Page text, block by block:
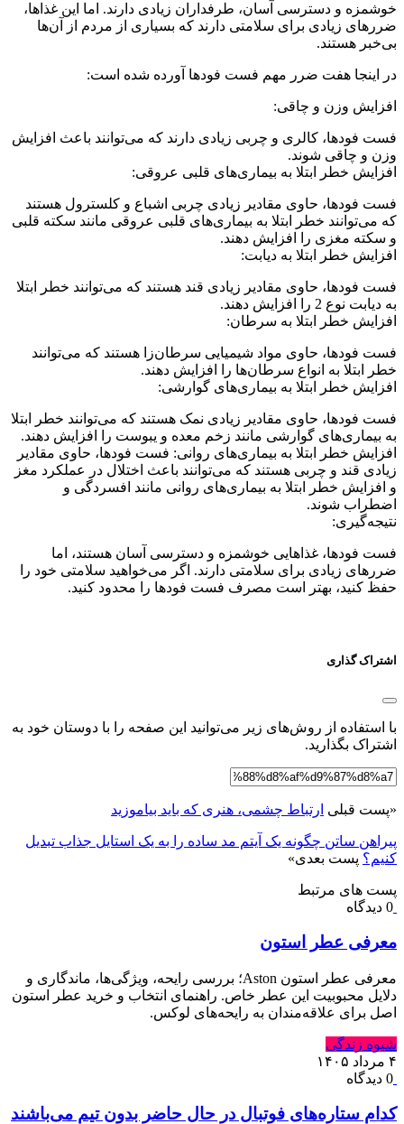
خوشمزه و دسترسی آسان، طرفداران زیادی دارند. اما این غذاها،
ضررهای زیادی برای سلامتی دارند که بسیاری از مردم از آن‌ها
بی‌خبر هستند.
در اینجا هفت ضرر مهم فست فودها آورده شده است:
افزایش وزن و چاقی:
فست فودها، کالری و چربی زیادی دارند که می‌توانند باعث افزایش
وزن و چاقی شوند.
افزایش خطر ابتلا به بیماری‌های قلبی عروقی:
فست فودها، حاوی مقادیر زیادی چربی اشباع و کلسترول هستند
که می‌توانند خطر ابتلا به بیماری‌های قلبی عروقی مانند سکته قلبی
و سکته مغزی را افزایش دهند.
افزایش خطر ابتلا به دیابت:
فست فودها، حاوی مقادیر زیادی قند هستند که می‌توانند خطر ابتلا
به دیابت نوع 2 را افزایش دهند.
افزایش خطر ابتلا به سرطان:
فست فودها، حاوی مواد شیمیایی سرطان‌زا هستند که می‌توانند
خطر ابتلا به انواع سرطان‌ها را افزایش دهند.
افزایش خطر ابتلا به بیماری‌های گوارشی:
فست فودها، حاوی مقادیر زیادی نمک هستند که می‌توانند خطر ابتلا
به بیماری‌های گوارشی مانند زخم معده و یبوست را افزایش دهند.
افزایش خطر ابتلا به بیماری‌های روانی: فست فودها، حاوی مقادیر
زیادی قند و چربی هستند که می‌توانند باعث اختلال در عملکرد مغز
و افزایش خطر ابتلا به بیماری‌های روانی مانند افسردگی و
اضطراب شوند.
نتیجه‌گیری:
فست فودها، غذاهایی خوشمزه و دسترسی آسان هستند، اما
ضررهای زیادی برای سلامتی دارند. اگر می‌خواهید سلامتی خود را
حفظ کنید، بهتر است مصرف فست فودها را محدود کنید.
اشتراک گذاری
با استفاده از روش‌های زیر می‌توانید این صفحه را با دوستان خود به
اشتراک بگذارید.
«پست قبلی ارتباط چشمی، هنری که باید بیاموزید
پیراهن ساتن چگونه یک آیتم مد ساده را به یک استایل جذاب تبدیل
کنیم؟ پست بعدی»
پست های مرتبط
0 دیدگاه
معرفی عطر استون
معرفی عطر استون Aston؛ بررسی رایحه، ویژگی‌ها، ماندگاری و
دلایل محبوبیت این عطر خاص. راهنمای انتخاب و خرید عطر استون
اصل برای علاقه‌مندان به رایحه‌های لوکس.
شیوه زندگی
۴ مرداد ۱۴۰۵
0 دیدگاه
کدام ستاره‌های فوتبال در حال حاضر بدون تیم می‌باشند